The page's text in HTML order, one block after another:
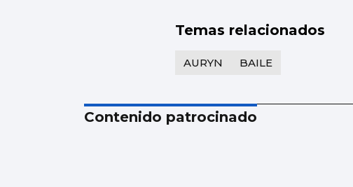
Temas relacionados
AURYN BAILE
Contenido patrocinado